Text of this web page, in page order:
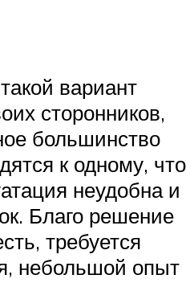
вариант
сторонников,
большинство
к одному, что
неудобна и
Благо решение
требуется
небольшой опыт